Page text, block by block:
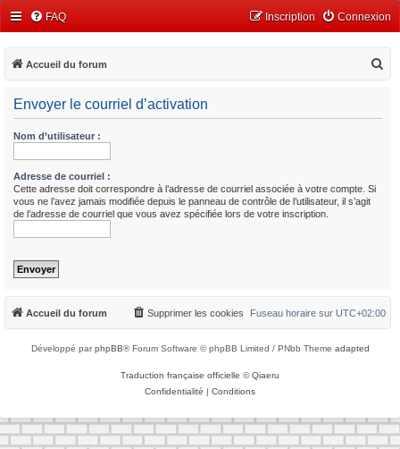
FAQ Connexion
Inscription
Accueil du forum
Envoyer le courriel d’activation
Nom d’utilisateur :
Adresse de courriel :
Cette adresse doit correspondre à l’adresse de courriel associée à votre compte. Si
vous ne l’avez jamais modifiée depuis le panneau de contrôle de l’utilisateur, il s’agit
de l’adresse de courriel que vous avez spécifiée lors de votre inscription.
Accueil du forum Fuseau horaire sur UTC+02:00
Supprimer les cookies
Développé parphpBB® Forum Software © phpBB Limited / PNbb Theme adapted
Traduction française officielle ©Qiaeru
Confidentialité | Conditions